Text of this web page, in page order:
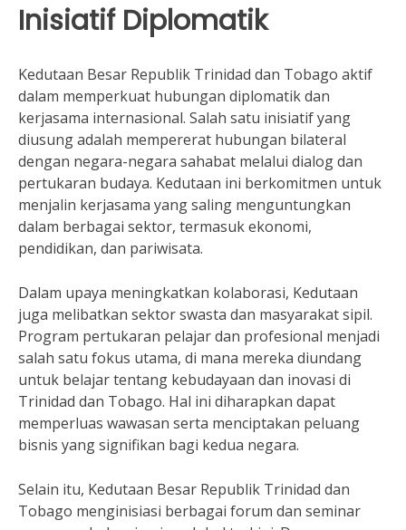
Inisiatif Diplomatik
Kedutaan Besar Republik Trinidad dan Tobago aktif
dalam memperkuat hubungan diplomatik dan
kerjasama internasional. Salah satu inisiatif yang
diusung adalah mempererat hubungan bilateral
dengan negara-negara sahabat melalui dialog dan
pertukaran budaya. Kedutaan ini berkomitmen untuk
menjalin kerjasama yang saling menguntungkan
dalam berbagai sektor, termasuk ekonomi,
pendidikan, dan pariwisata.
Dalam upaya meningkatkan kolaborasi, Kedutaan
juga melibatkan sektor swasta dan masyarakat sipil.
Program pertukaran pelajar dan profesional menjadi
salah satu fokus utama, di mana mereka diundang
untuk belajar tentang kebudayaan dan inovasi di
Trinidad dan Tobago. Hal ini diharapkan dapat
memperluas wawasan serta menciptakan peluang
bisnis yang signifikan bagi kedua negara.
Selain itu, Kedutaan Besar Republik Trinidad dan
Tobago menginisiasi berbagai forum dan seminar